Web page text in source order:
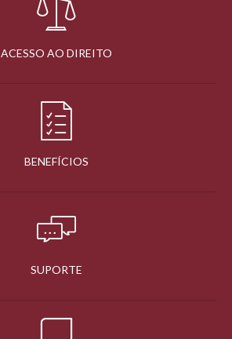
ACESSO AO DIREITO
BENEFÍCIOS
SUPORTE